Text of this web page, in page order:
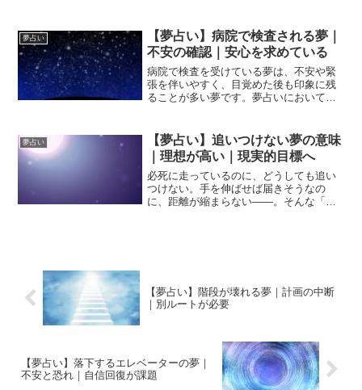
区切り・役割の終了・新しいステージへ
の移行を象徴します。これ...
夢占い
【夢占い】病院で検査される夢｜
不安の確認｜安心を求めている
病院で検査を受けている夢は、不安や緊
張を伴いやすく、目覚めた後も印象に残
ることが多い夢です。夢占いにおいて
意味します。つまりこの夢は、体の病気
を暗示するというよりも、心...
夢占い
【夢占い】追いつけない夢の意味
｜理想が高い｜現実的目標へ
必死に走っているのに、どうしても追い
つけない。手を伸ばせば届きそうなの
に、距離が縮まらない――。そんな「追
【夢占い】階段が壊れる夢｜計画の中断
｜別ルートが必要
【夢占い】落下するエレベーターの夢｜
不安と恐れ｜自信回復が課題